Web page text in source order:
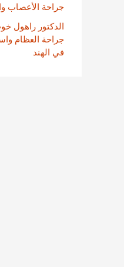
جراحة الأعصاب
الدكتور راهول
جراحة العظام
في الهند